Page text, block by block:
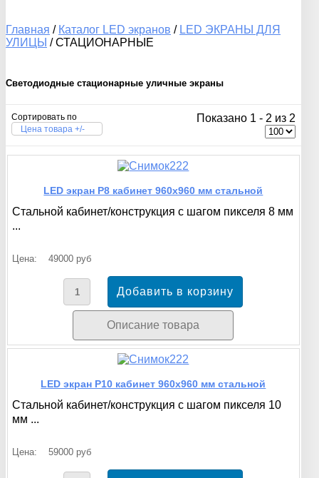
Главная / Каталог LED экранов / LED ЭКРАНЫ ДЛЯ
УЛИЦЫ /СТАЦИОНАРНЫЕ
Светодиодные стационарные уличные экраны
Сортировать по
Цена товара +/-
Показано 1 - 2 из 2
LED экран P8 кабинет 960x960 мм стальной
Стальной кабинет/конструкция с шагом пикселя 8 мм
...
Цена: 49000 руб
Описание товара
LED экран P10 кабинет 960x960 мм стальной
Стальной кабинет/конструкция с шагом пикселя 10
мм ...
Цена: 59000 руб